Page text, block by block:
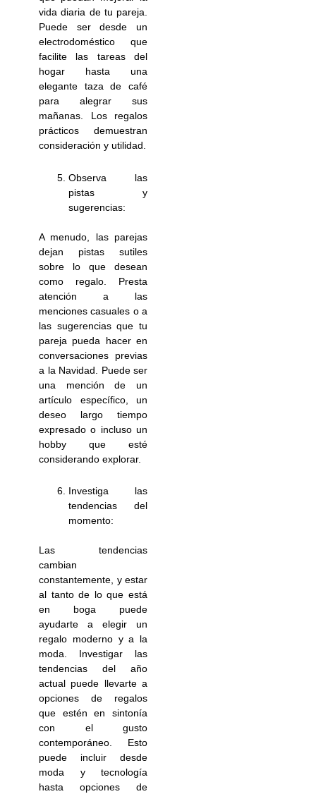
vida diaria de tu pareja.
Puede ser desde un
electrodoméstico que
facilite las tareas del
hogar hasta una
elegante taza de café
para alegrar sus
mañanas. Los regalos
prácticos demuestran
consideración y utilidad.
Observa las
pistas y
sugerencias:
A menudo, las parejas
dejan pistas sutiles
sobre lo que desean
como regalo. Presta
atención a las
menciones casuales o a
las sugerencias que tu
pareja pueda hacer en
conversaciones previas
a la Navidad. Puede ser
una mención de un
artículo específico, un
deseo largo tiempo
expresado o incluso un
hobby que esté
considerando explorar.
Investiga las
tendencias del
momento:
Las tendencias
cambian
constantemente, y estar
al tanto de lo que está
en boga puede
ayudarte a elegir un
regalo moderno y a la
moda. Investigar las
tendencias del año
actual puede llevarte a
opciones de regalos
que estén en sintonía
con el gusto
contemporáneo. Esto
puede incluir desde
moda y tecnología
hasta opciones de